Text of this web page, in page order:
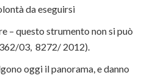
da eseguirsi
– questo strumento non si può
03, 8272/ 2012).
oggi il panorama, e danno